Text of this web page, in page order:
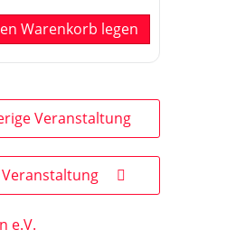
Warenkorb legen
Veranstaltung
e.V.